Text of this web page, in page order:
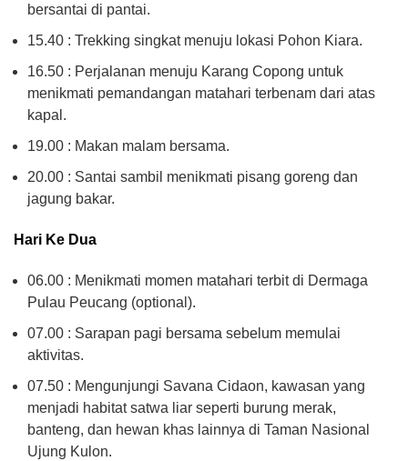
bersantai di pantai.
15.40 : Trekking singkat menuju lokasi Pohon Kiara.
16.50 : Perjalanan menuju Karang Copong untuk
menikmati pemandangan matahari terbenam dari atas
kapal.
19.00 : Makan malam bersama.
20.00 : Santai sambil menikmati pisang goreng dan
jagung bakar.
Hari Ke Dua
06.00 : Menikmati momen matahari terbit di Dermaga
Pulau Peucang (optional).
07.00 : Sarapan pagi bersama sebelum memulai
aktivitas.
07.50 : Mengunjungi Savana Cidaon, kawasan yang
menjadi habitat satwa liar seperti burung merak,
banteng, dan hewan khas lainnya di Taman Nasional
Ujung Kulon.